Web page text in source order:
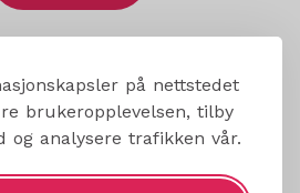
på nettstedet
brukeropplevelsen, tilby
og analysere trafikken vår.